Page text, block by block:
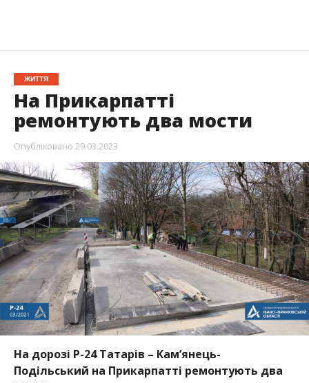
ЖИТТЯ
На Прикарпатті
ремонтують два мости
Опубліковано 29.03.2023
На дорозі Р-24 Татарів – Кам’янець-
Подільський на Прикарпатті ремонтують два